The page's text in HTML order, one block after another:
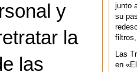
y
la
las
junto
su
filtros,
Las
en